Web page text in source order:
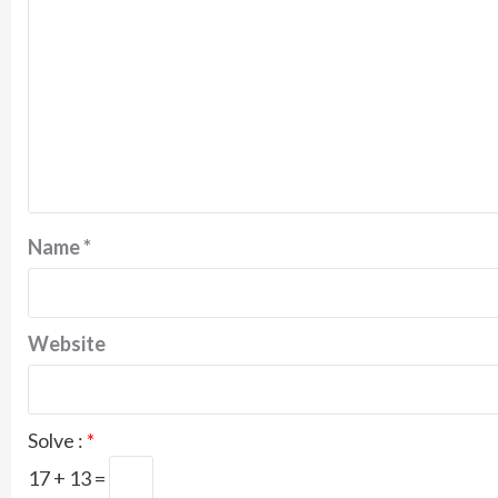
Name*
Website
Solve : *
17 + 13 =